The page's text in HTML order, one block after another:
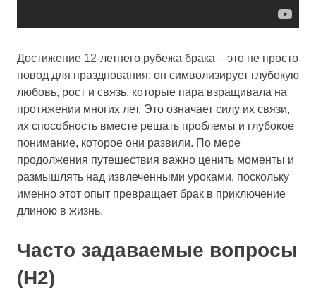
Достижение 12-летнего рубежа брака – это не просто
повод для празднования; он символизирует глубокую
любовь, рост и связь, которые пара взращивала на
протяжении многих лет. Это означает силу их связи,
их способность вместе решать проблемы и глубокое
понимание, которое они развили. По мере
продолжения путешествия важно ценить моменты и
размышлять над извлеченными уроками, поскольку
именно этот опыт превращает брак в приключение
длиною в жизнь.
Часто задаваемые вопросы
(H2)